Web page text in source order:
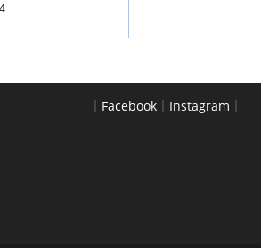
｜ Facebook ｜ Instagram ｜